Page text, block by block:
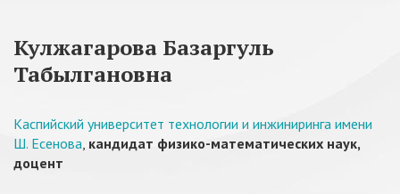
Кулжагарова Базаргуль
Табылгановна
Каспийский университет технологии и инжиниринга имени
Ш. Есенова, кандидат физико-математических наук,
доцент